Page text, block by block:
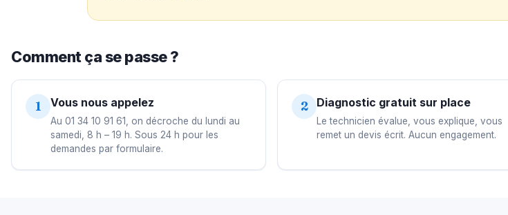
Comment ça se passe ?
1 Vous nous appelez
Au 01 34 10 91 61, on décroche du lundi au
samedi, 8 h – 19 h. Sous 24 h pour les
demandes par formulaire.
2 Diagnostic gratuit sur place
Le technicien évalue, vous explique, vous
remet un devis écrit. Aucun engagement.